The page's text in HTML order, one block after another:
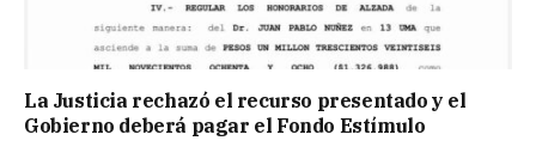
La Justicia rechazó el recurso presentado y el
Gobierno deberá pagar el Fondo Estímulo